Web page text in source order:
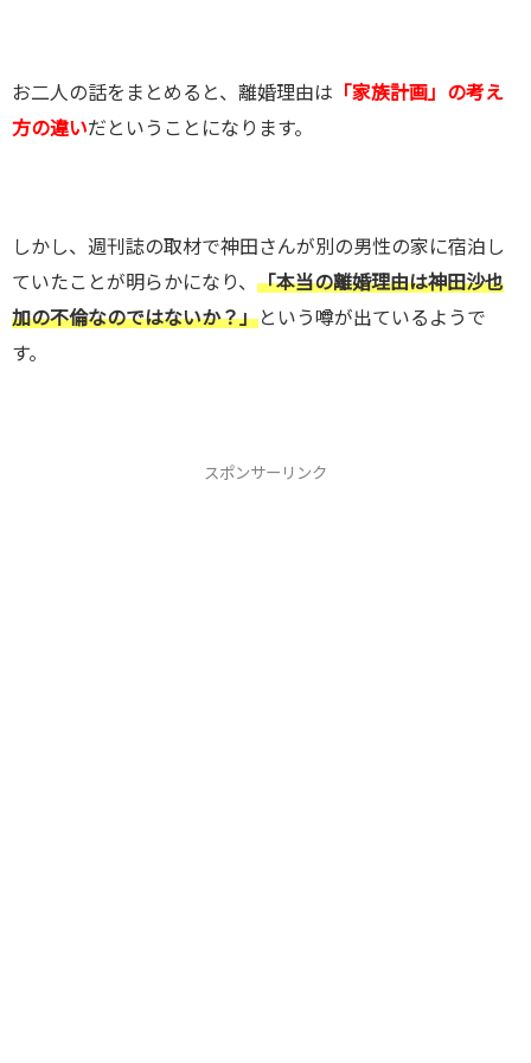
お二人の話をまとめると、離婚理由は 「家族計画」の考え
方の違いだということになります。
しかし、週刊誌の取材で神田さんが別の男性の家に宿泊し
ていたことが明らかになり、 「本当の離婚理由は神田沙也
加の不倫なのではないか？」という噂が出ているようで
す。
スポンサーリンク